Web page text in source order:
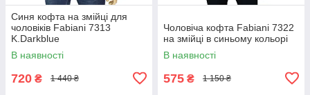
Синя кофта на змійці для
чоловіків Fabiani 7313
K.Darkblue
В наявності
720 ₴ 1 440 ₴
Чоловіча кофта Fabiani 7322
на змійці в синьому кольорі
В наявності
575 ₴ 1 150 ₴